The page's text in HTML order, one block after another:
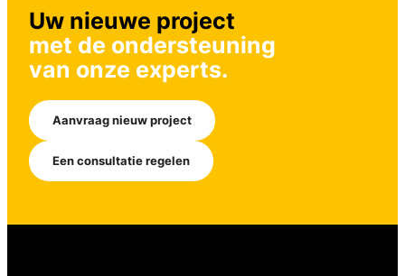
Uw nieuwe project
met de ondersteuning
van onze experts.
Aanvraag nieuw project
Een consultatie regelen